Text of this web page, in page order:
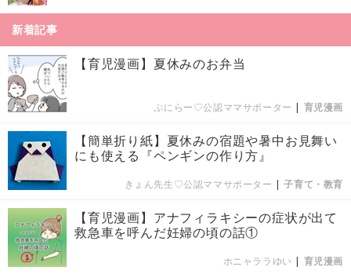
新着記事
【育児漫画】夏休みのお弁当
ぷにらー♡公認ママサポーター | 育児漫画
【簡単折り紙】夏休みの宿題や暑中お見舞い
にも使える『ペンギンの作り方』
きょん先生♡公認ママサポーター |子育て・教育
【育児漫画】アナフィラキシーの症状が出て
救急車を呼んだ妊婦の頃の話①
ホニャララゆい | 育児漫画